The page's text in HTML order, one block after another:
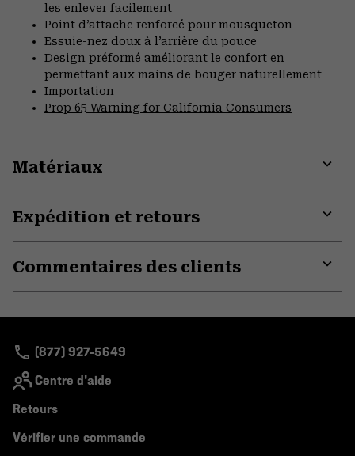
les enlever facilement
Point d’attache renforcé pour mousqueton
Essuie-nez doux à l’arrière du pouce
Design préformé améliorant le confort en
permettant aux mains de bouger naturellement
Importation
Prop 65 Warning for California Consumers
Matériaux
Expédition et retours
Commentaires des clients
(877) 927-5649
Centre d'aide
Retours
Vérifier une commande